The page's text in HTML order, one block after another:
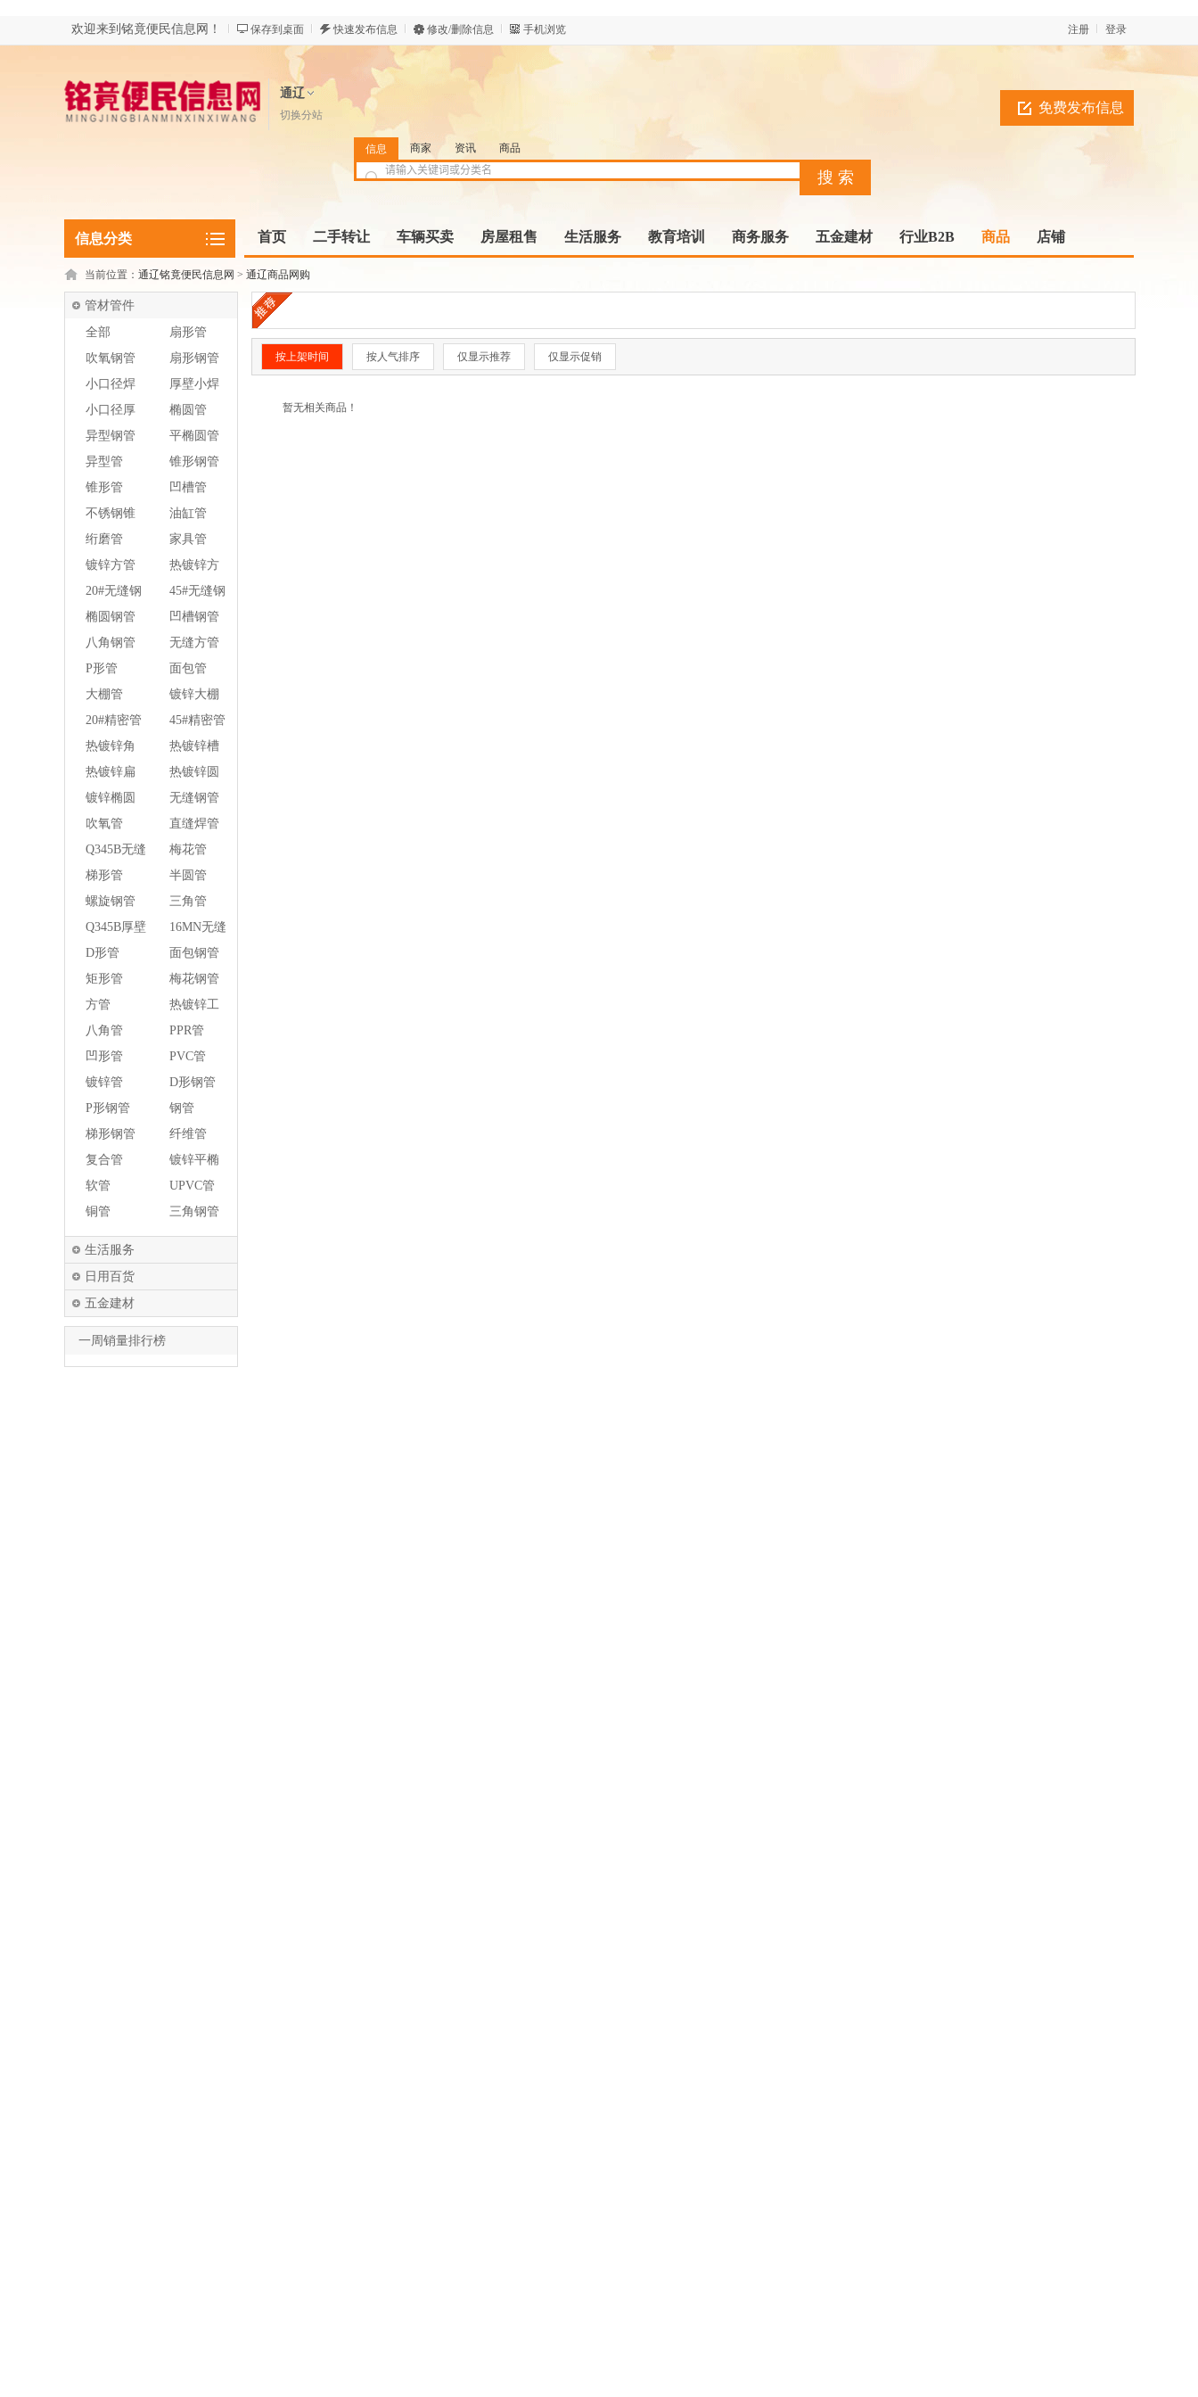
欢迎来到铭竟便民信息网！ 保存到桌面 快速发布信息 修改/删除信息 手机浏览 登录
注册
通辽
切换分站 免费发布信息
信息 商家 资讯 商品
信息分类 首页 二手转让 车辆买卖 房屋租售 生活服务 教育培训 商务服务 五金建材 行业B2B 商品 店铺
当前位置： 通辽铭竟便民信息网 > 通辽商品网购
管材管件
全部
扇形管
吹氧钢管
扇形钢管
小口径焊
管
厚壁小焊
管
小口径厚
壁焊管
椭圆管
异型钢管
平椭圆管
异型管
锥形钢管
锥形管
凹槽管
不锈钢锥
形钢管
油缸管
绗磨管
家具管
镀锌方管
热镀锌方
管
20#无缝钢
管
45#无缝钢
管
椭圆钢管
凹槽钢管
八角钢管
无缝方管
P形管
面包管
大棚管
镀锌大棚
管
20#精密管
45#精密管
热镀锌角
钢
热镀锌槽
钢
热镀锌扁
钢
热镀锌圆
钢
镀锌椭圆
管
无缝钢管
吹氧管
直缝焊管
Q345B无缝
钢管
梅花管
梯形管
半圆管
螺旋钢管
三角管
Q345B厚壁
方管
16MN无缝
钢管
D形管
面包钢管
矩形管
梅花钢管
方管
热镀锌工
字钢异径
八角管
PPR管
凹形管
PVC管
镀锌管
D形钢管
P形钢管
钢管
梯形钢管
纤维管
复合管
镀锌平椭
圆管
软管
UPVC管
铜管
三角钢管
生活服务
日用百货
五金建材
一周销量排行榜
按上架时间 按人气排序 仅显示推荐 仅显示促销
暂无相关商品！